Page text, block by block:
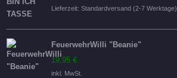
16,95 € 14,95 €.
Lieferzeit: Standardversand (2-7 Werktage)
FeuerwehrWilli "Beanie"
19,95 €
inkl. MwSt.